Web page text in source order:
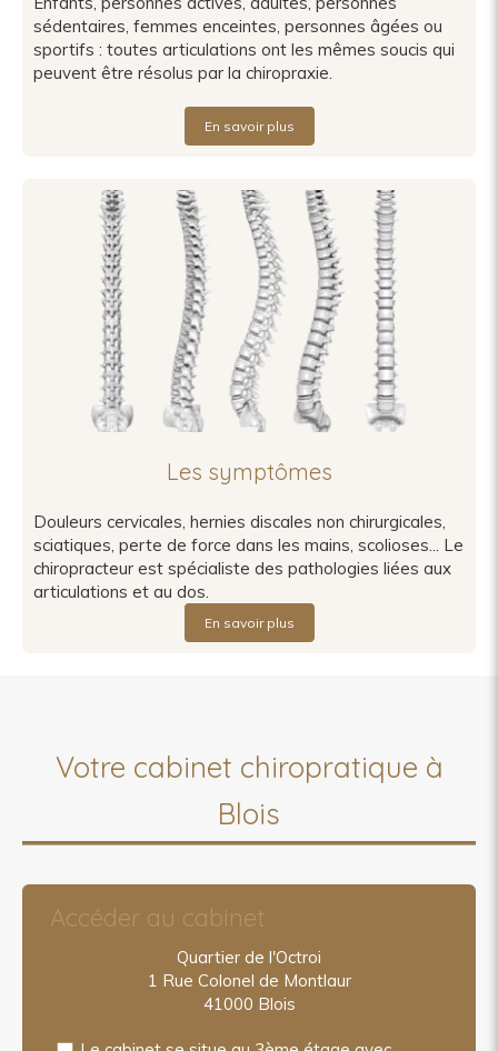
sédentaires, femmes enceintes, personnes âgées ou
sportifs : toutes articulations ont les mêmes soucis qui
peuvent être résolus par la chiropraxie.
En savoir plus
Les symptômes
Douleurs cervicales, hernies discales non chirurgicales,
sciatiques, perte de force dans les mains, scolioses... Le
chiropracteur est spécialiste des pathologies liées aux
articulations et au dos.
En savoir plus
Votre cabinet chiropratique à
Blois
Accéder au cabinet
Quartier de l'Octroi
1 Rue Colonel de Montlaur
41000 Blois